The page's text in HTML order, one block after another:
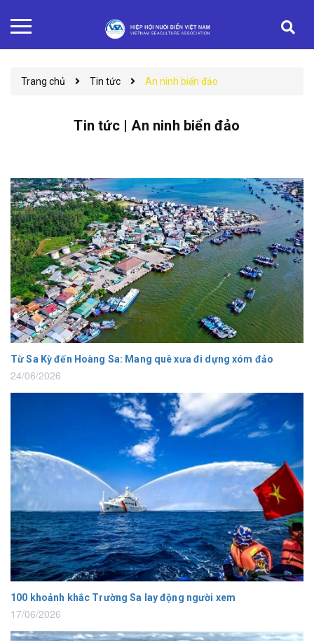
Trang chủ Tin tức An ninh biển đảo
Tin tức | An ninh biển đảo
Từ Sa Kỳ đến Hoàng Sa: Mang quê xưa đi dựng xóm đảo
24/06/2026
100 khoảnh khắc Trường Sa lay động người xem
17/06/2026